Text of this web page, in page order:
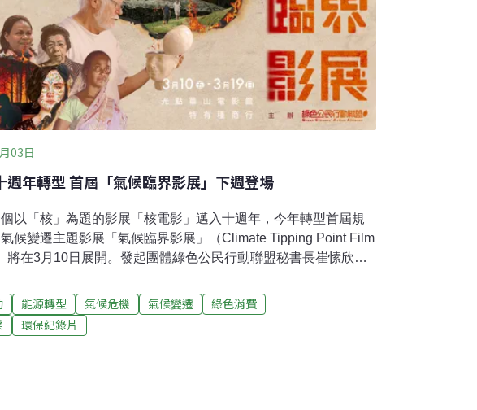
03日
週年轉型 首屆「氣候臨界影展」下週登場
以「核」為題的影展「核電影」邁入十週年，今年轉型首屆規
候變遷主題影展「氣候臨界影展」（Climate Tipping Point Film
將在3月10日展開。發起團體綠色公民行動聯盟秘書長崔愫欣解
越國境、世代，超過臨界點將會產生不可逆的連鎖效應，「氣
快到極限，就像走在鋼索上，非常緊急。」綠色公民行動聯盟
辦亞洲第一個以「核」為題的影展「核電影」，邁入十週年後
能源轉型 氣候危機 氣候變遷
綠色消費
環保紀錄片